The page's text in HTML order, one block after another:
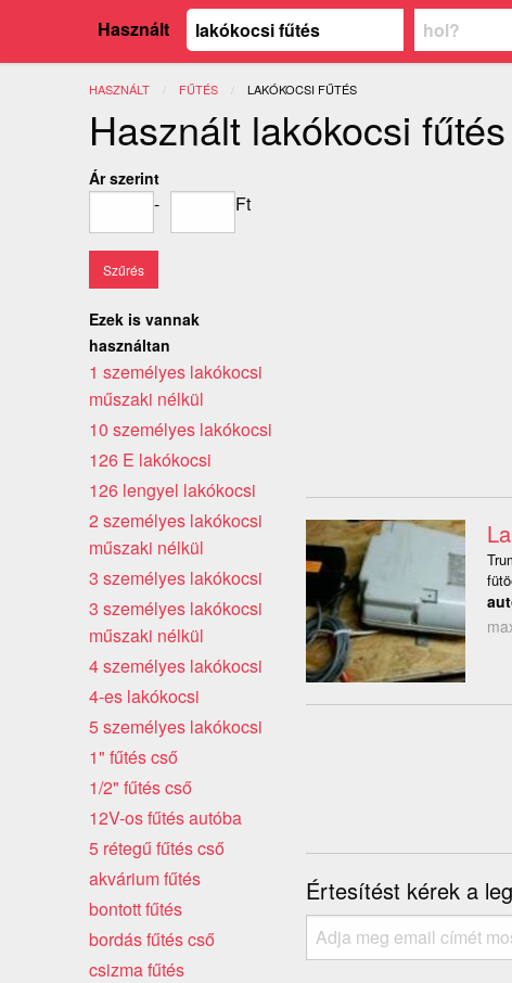
Használt
HASZNÁLT FŰTÉS JELENLEGI:
LAKÓKOCSI FŰTÉS
Használt lakókocsi
Értesítést kérek a
Ár szerint
- Ft
Ezek is vannak
használtan
1 személyes lakókocsi
műszaki nélkül
10 személyes lakókocsi
126 E lakókocsi
126 lengyel lakókocsi
2 személyes lakókocsi
műszaki nélkül
3 személyes lakókocsi
3 személyes lakókocsi
műszaki nélkül
4 személyes lakókocsi
4-es lakókocsi
5 személyes lakókocsi
1" fűtés cső
1/2" fűtés cső
12V-os fűtés autóba
5 rétegű fűtés cső
akvárium fűtés
bontott fűtés
bordás fűtés cső
csizma fűtés